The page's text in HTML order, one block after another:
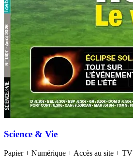
Science & Vie
Papier + Numérique + Accès au site + TV